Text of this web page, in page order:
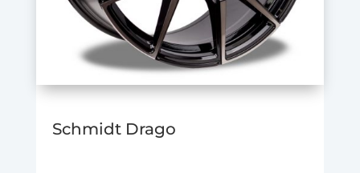
Schmidt Drago